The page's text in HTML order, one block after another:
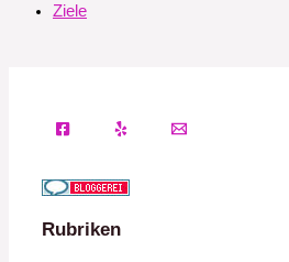
Ziele
Rubriken